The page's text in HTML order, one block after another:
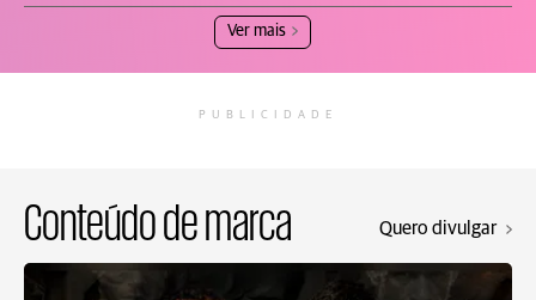
Ver mais
PUBLICIDADE
Conteúdo de marca Quero divulgar